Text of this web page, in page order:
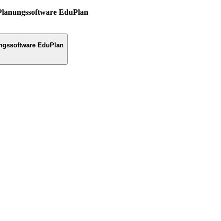
EduPlan
EduPlan